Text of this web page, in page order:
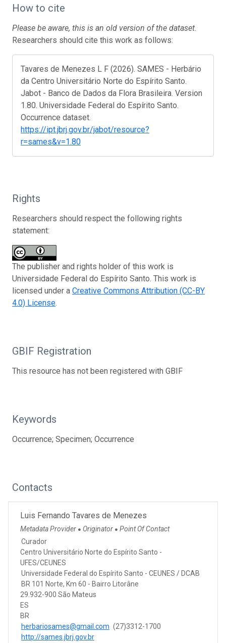
How to cite
Please be aware, this is an old version of the dataset.
Researchers should cite this work as follows:
Tavares de Menezes L F (2026). SAMES - Herbário
da Centro Universitário Norte do Espírito Santo.
Jabot - Banco de Dados da Flora Brasileira. Version
1.80. Universidade Federal do Espírito Santo.
Occurrence dataset.
https://ipt.jbrj.gov.br/jabot/resource?
r=sames&v=1.80
Rights
Researchers should respect the following rights
statement:
The publisher and rights holder of this work is
Universidade Federal do Espírito Santo. This work is
licensed under a Creative Commons Attribution (CC-BY
4.0) License.
GBIF Registration
This resource has not been registered with GBIF
Keywords
Occurrence; Specimen; Occurrence
Contacts
Luis Fernando Tavares de Menezes
Metadata Provider ● Originator ● Point Of Contact
Curador
Centro Universitário Norte do Espírito Santo -
UFES/CEUNES
Universidade Federal do Espírito Santo - CEUNES / DCAB
BR 101 Norte, Km 60 - Bairro Litorâne
29.932-900 São Mateus
ES
BR
herbariosames@gmail.com (27)3312-1700
http://sames.jbrj.gov.br